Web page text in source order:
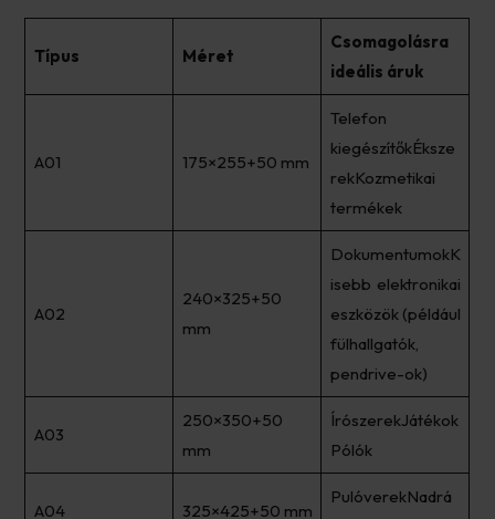
Típus Méret
Csomagolásra
ideális áruk
A01 175×255+50 mm
Telefon
kiegészítőkÉksze
rekKozmetikai
termékek
A02
240×325+50
mm
DokumentumokK
isebb elektronikai
eszközök (például
fülhallgatók,
pendrive-ok)
A03
250×350+50
mm
ÍrószerekJátékok
Pólók
A04 325×425+50 mm
PulóverekNadrá